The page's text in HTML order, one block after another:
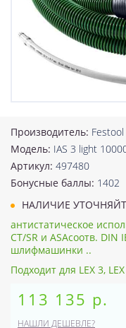
Производитель: Festool
Модель: IAS 3 light
Артикул: 497480
Бонусные баллы: 1402
НАЛИЧИЕ
антистатическое
CT/SR и ASAсоотв.
шлифмашинки ..
Подходит для LEX 3, LEX
113 135 р.
НАШЛИ ДЕШЕВЛЕ?